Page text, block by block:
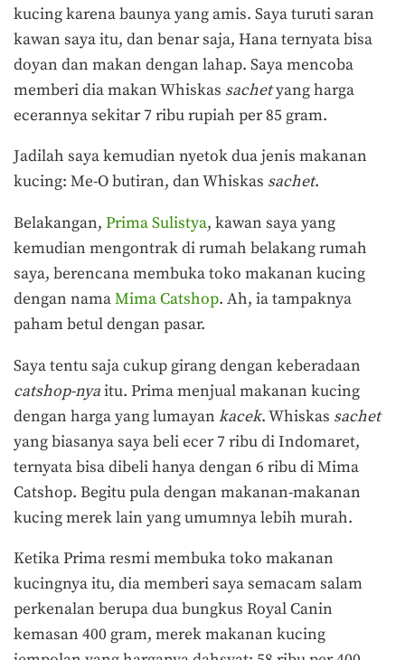
kucing karena baunya yang amis. Saya turuti saran
kawan saya itu, dan benar saja, Hana ternyata bisa
doyan dan makan dengan lahap. Saya mencoba
memberi dia makan Whiskas sachetyang harga
ecerannya sekitar 7 ribu rupiah per 85 gram.
Jadilah saya kemudian nyetok dua jenis makanan
kucing: Me-O butiran, dan Whiskas sachet.
Belakangan, Prima Sulistya, kawan saya yang
kemudian mengontrak di rumah belakang rumah
saya, berencana membuka toko makanan kucing
dengan namaMima Catshop. Ah, ia tampaknya
paham betul dengan pasar.
Saya tentu saja cukup girang dengan keberadaan
catshop-nyaitu. Prima menjual makanan kucing
dengan harga yang lumayan kacek. Whiskas sachet
yang biasanya saya beli ecer 7 ribu di Indomaret,
ternyata bisa dibeli hanya dengan 6 ribu di Mima
Catshop. Begitu pula dengan makanan-makanan
kucing merek lain yang umumnya lebih murah.
Ketika Prima resmi membuka toko makanan
kucingnya itu, dia memberi saya semacam salam
perkenalan berupa dua bungkus Royal Canin
kemasan 400 gram, merek makanan kucing